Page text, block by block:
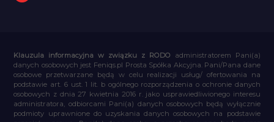
Klauzula informacyjna w związku z RODO administratorem Pani(a)
danych osobowych jest Feniqs.pl Prosta Spółka Akcyjna. Pani/Pana dane
osobowe przetwarzane będą w celu realizacji usług/ ofertowania na
podstawie art. 6 ust. 1 lit. b ogólnego rozporządzenia o ochronie danych
osobowych z dnia 27 kwietnia 2016 r. jako usprawiedliwionego interesu
administratora, odbiorcami Pani(a) danych osobowych będą wyłącznie
podmioty uprawnione do uzyskania danych osobowych na podstawie